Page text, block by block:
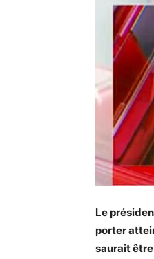
Le
porter
saurait